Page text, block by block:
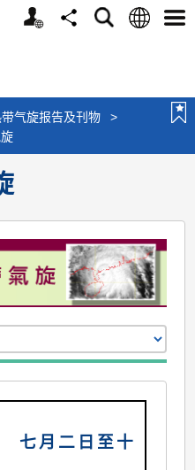
个
分
搜
语
选
气旋报告及刊物
>
七月二日至十